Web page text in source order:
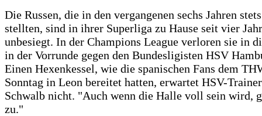
Die Russen, die in den vergangenen sechs Jahren
stellten, sind in ihrer Superliga zu Hause seit vier
unbesiegt. In der Champions League verloren sie in
in der Vorrunde gegen den Bundesligisten HSV
Einen Hexenkessel, wie die spanischen Fans dem
Sonntag in Leon bereitet hatten, erwartet HSV-
Schwalb nicht. "Auch wenn die Halle voll sein wird,
zu."